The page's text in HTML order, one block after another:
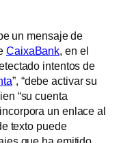
un mensaje de
CaixaBank, en el
intentos de
”, “debe activar su
“su cuenta
un enlace al
texto puede